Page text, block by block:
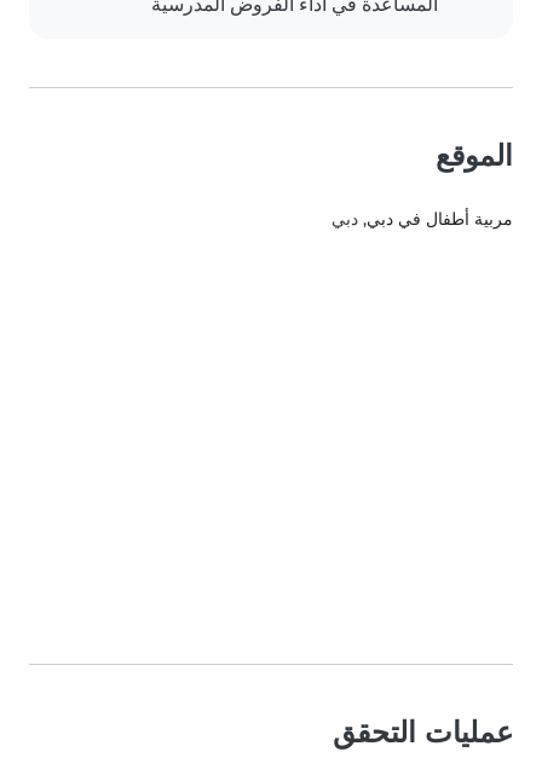
الموقع
مربية أطفال في دبي, دبي
عمليات التحقق